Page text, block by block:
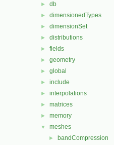
► db
► dimensionedTypes
► dimensionSet
► distributions
► fields
► geometry
► global
► include
► interpolations
► matrices
► memory
▼ meshes
► bandCompression